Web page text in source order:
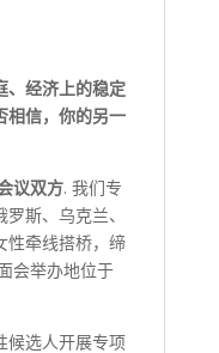
、经济上的稳定
相信，你的另一
议双方. 我们专
斯、乌克兰、
性牵线搭桥，缔
会举办地位于
候选人开展专项